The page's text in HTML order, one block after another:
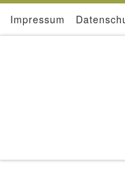
Zum Inhalt springen
Impressum